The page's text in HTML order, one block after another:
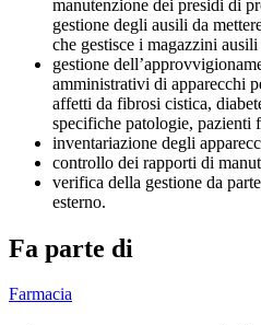
manutenzione dei presidi di
gestione degli ausili da
che gestisce i magazzini ausili
gestione
amministrativi di apparecchi
affetti da fibrosi cistica,
specifiche patologie, pazienti
inventariazione degli
controllo dei rapporti di
verifica della gestione da
esterno.
Fa parte di
Farmacia